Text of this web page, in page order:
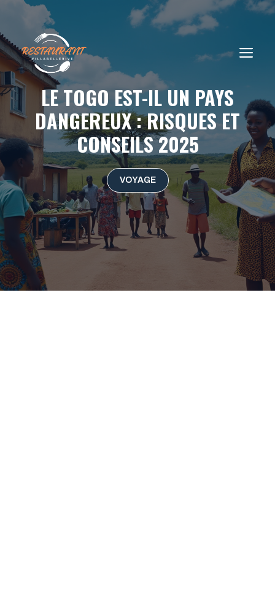
contenu
LE TOGO EST-IL UN PAYS
DANGEREUX : RISQUES ET
CONSEILS 2025
VOYAGE